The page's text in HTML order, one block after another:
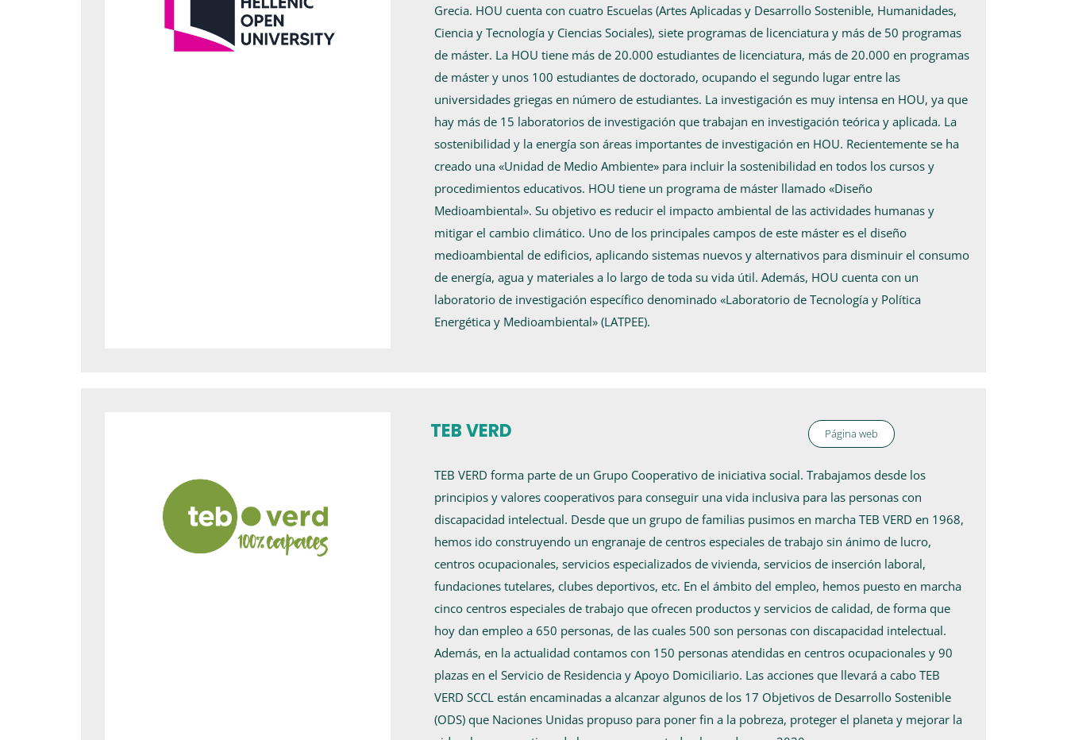
Grecia. HOU cuenta con cuatro Escuelas (Artes Aplicadas y Desarrollo Sostenible, Humanidades,
Ciencia y Tecnología y Ciencias Sociales), siete programas de licenciatura y más de 50 programas
de máster. La HOU tiene más de 20.000 estudiantes de licenciatura, más de 20.000 en programas
de máster y unos 100 estudiantes de doctorado, ocupando el segundo lugar entre las
universidades griegas en número de estudiantes. La investigación es muy intensa en HOU, ya que
hay más de 15 laboratorios de investigación que trabajan en investigación teórica y aplicada. La
sostenibilidad y la energía son áreas importantes de investigación en HOU. Recientemente se ha
creado una «Unidad de Medio Ambiente» para incluir la sostenibilidad en todos los cursos y
procedimientos educativos. HOU tiene un programa de máster llamado «Diseño
Medioambiental». Su objetivo es reducir el impacto ambiental de las actividades humanas y
mitigar el cambio climático. Uno de los principales campos de este máster es el diseño
medioambiental de edificios, aplicando sistemas nuevos y alternativos para disminuir el consumo
de energía, agua y materiales a lo largo de toda su vida útil. Además, HOU cuenta con un
laboratorio de investigación específico denominado «Laboratorio de Tecnología y Política
Energética y Medioambiental» (LATPEE).
TEB VERD Página web
TEB VERD forma parte de un Grupo Cooperativo de iniciativa social. Trabajamos desde los
principios y valores cooperativos para conseguir una vida inclusiva para las personas con
discapacidad intelectual. Desde que un grupo de familias pusimos en marcha TEB VERD en 1968,
hemos ido construyendo un engranaje de centros especiales de trabajo sin ánimo de lucro,
centros ocupacionales, servicios especializados de vivienda, servicios de inserción laboral,
fundaciones tutelares, clubes deportivos, etc. En el ámbito del empleo, hemos puesto en marcha
cinco centros especiales de trabajo que ofrecen productos y servicios de calidad, de forma que
hoy dan empleo a 650 personas, de las cuales 500 son personas con discapacidad intelectual.
Además, en la actualidad contamos con 150 personas atendidas en centros ocupacionales y 90
plazas en el Servicio de Residencia y Apoyo Domiciliario. Las acciones que llevará a cabo TEB
VERD SCCL están encaminadas a alcanzar algunos de los 17 Objetivos de Desarrollo Sostenible
(ODS) que Naciones Unidas propuso para poner fin a la pobreza, proteger el planeta y mejorar la